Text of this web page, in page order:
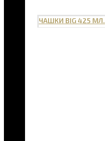
ЧАШКИ BIG 425 МЛ.